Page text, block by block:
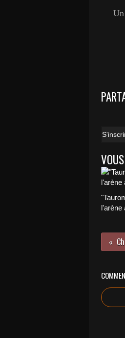
Un
l'arène